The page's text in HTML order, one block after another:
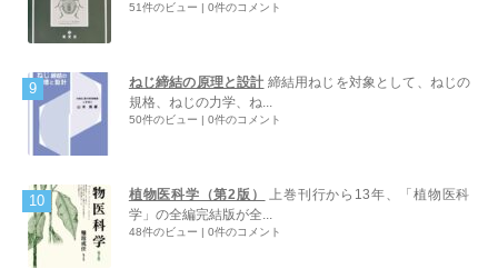
51件のビュー | 0件のコメント
ねじ締結の原理と設計 締結用ねじを対象として、ねじの
規格、ねじの力学、ね...
50件のビュー | 0件のコメント
植物医科学（第2版）
上巻刊行から13年、「植物医科
学」の全編完結版が全...
48件のビュー | 0件のコメント